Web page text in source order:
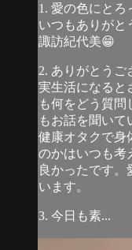
1. 愛の色にとろ
いつもありがと
諏訪紀代美😁
2. ありがとう
実生活になると
も何をどう質
もお話を聞いて
健康オタクで身
のかはいつも考
良かったです。
います。
3. 今日も素...